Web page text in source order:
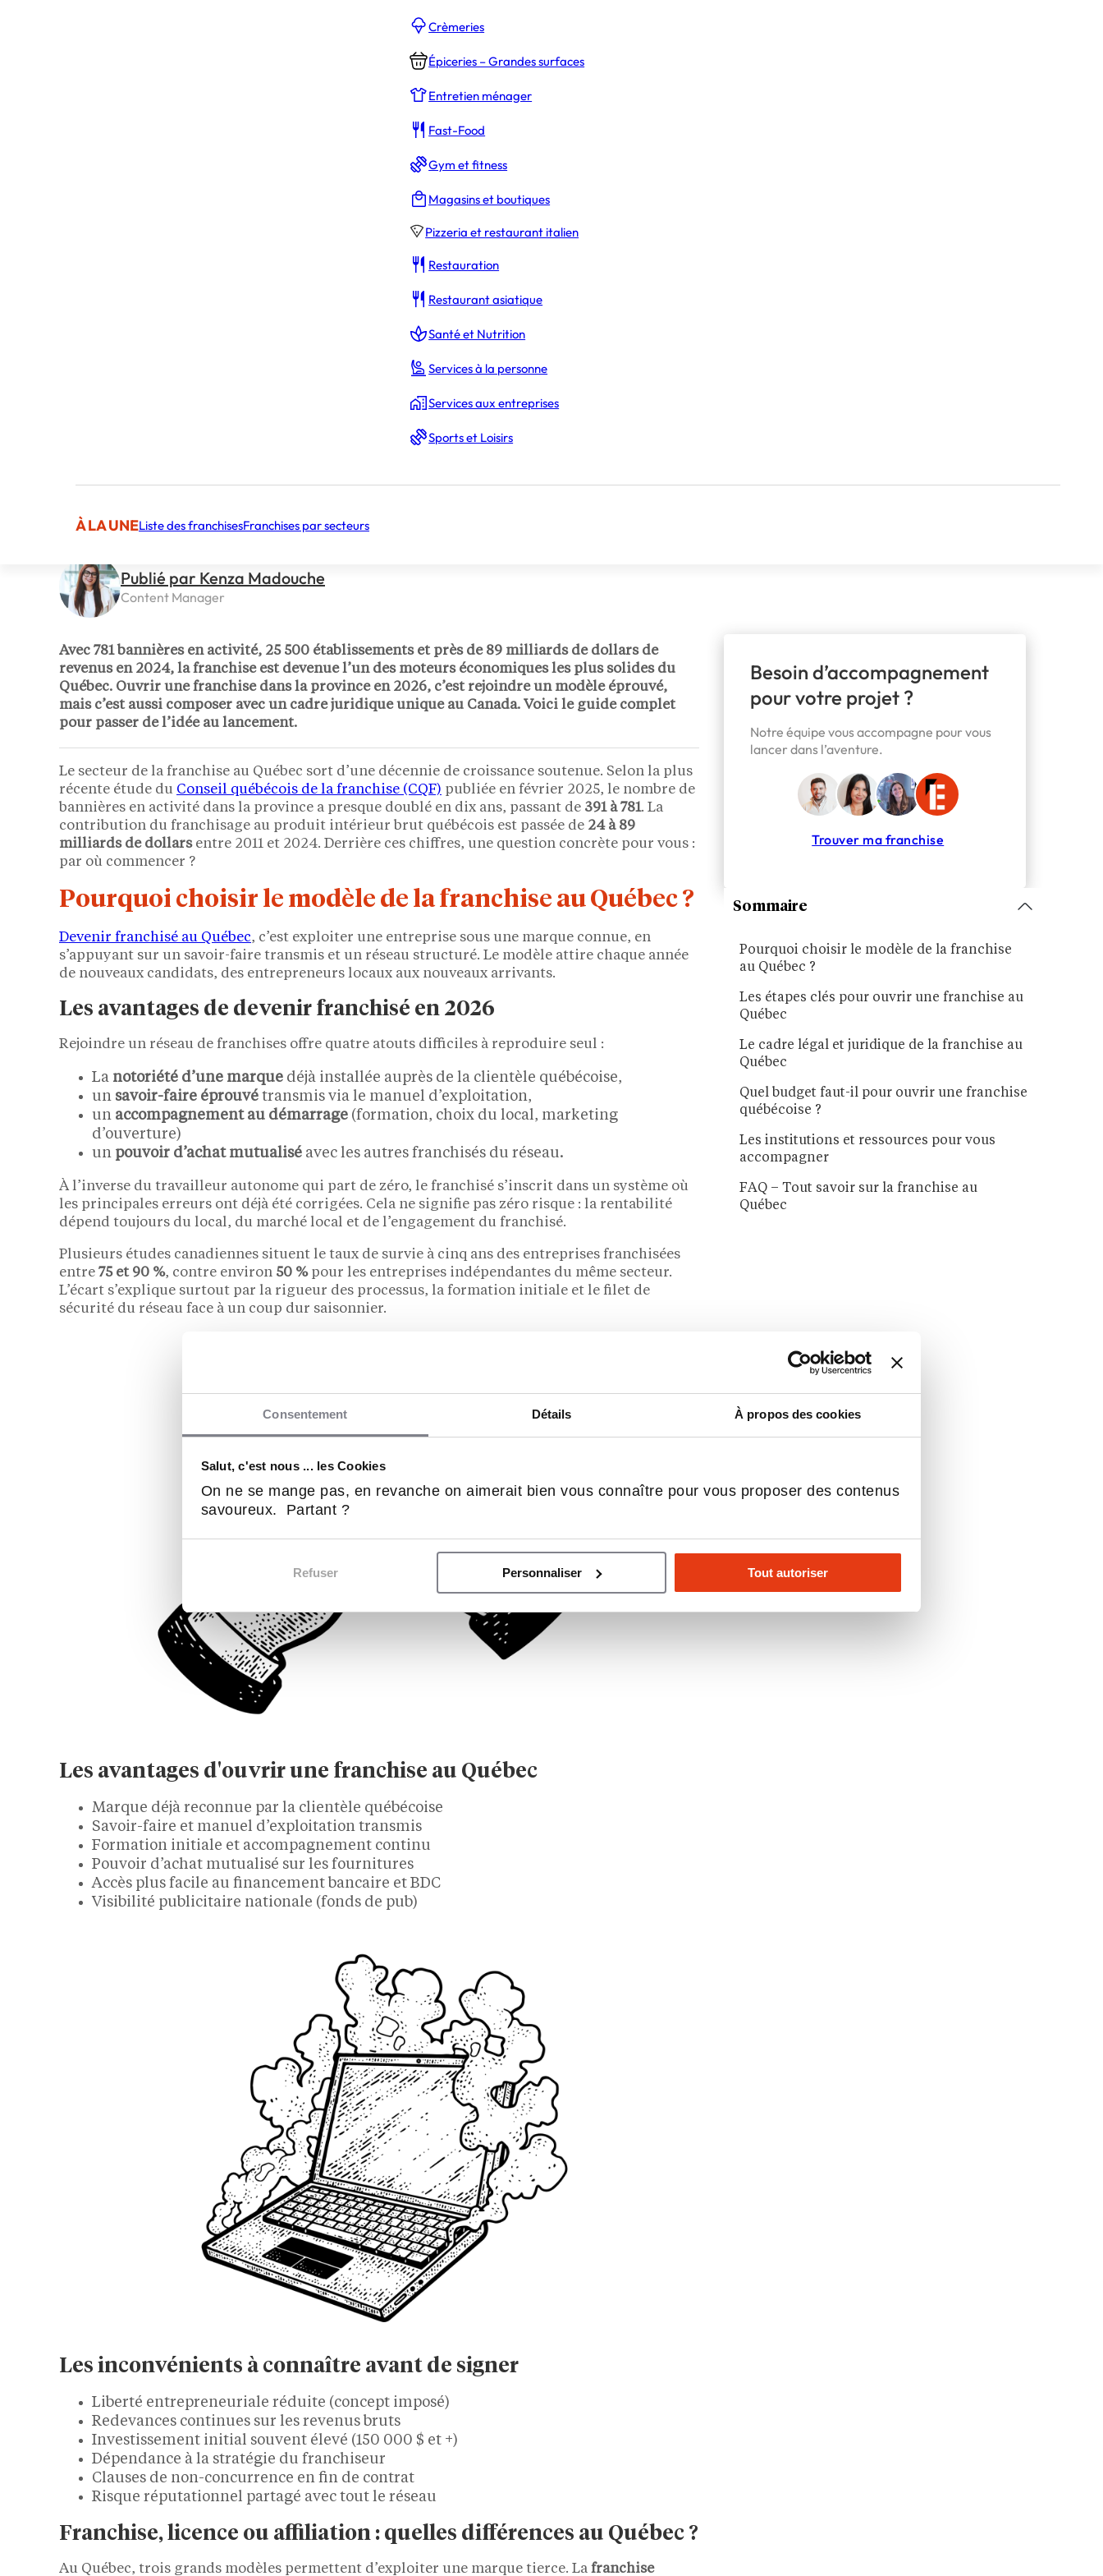
Consentement Détails À propos des cookies
Salut, c'est nous ... les Cookies
On ne se mange pas, en revanche on aimerait bien vous connaître pour vous proposer des contenus
savoureux. Partant ?
Refuser Personnaliser Tout autoriser
Crèmeries
Épiceries – Grandes surfaces
Entretien ménager
Fast-Food
Gym et fitness
Magasins et boutiques
Pizzeria et restaurant italien
Restauration
Restaurant asiatique
Santé et Nutrition
Services à la personne
Services aux entreprises
Sports et Loisirs
À LA UNEListe des franchisesFranchises par secteurs
Publié par Kenza Madouche
Content Manager
Avec 781 bannières en activité, 25 500 établissements et près de 89 milliards de dollars de
revenus en 2024, la franchise est devenue l’un des moteurs économiques les plus solides du
Québec. Ouvrir une franchise dans la province en 2026, c’est rejoindre un modèle éprouvé,
mais c’est aussi composer avec un cadre juridique unique au Canada. Voici le guide complet
pour passer de l’idée au lancement.
Le secteur de la franchise au Québec sort d’une décennie de croissance soutenue. Selon la plus
récente étude du Conseil québécois de la franchise (CQF) publiée en février 2025, le nombre de
bannières en activité dans la province a presque doublé en dix ans, passant de 391 à 781. La
contribution du franchisage au produit intérieur brut québécois est passée de 24 à 89
milliards de dollarsentre 2011 et 2024. Derrière ces chiffres, une question concrète pour vous :
par où commencer ?
Pourquoi choisir le modèle de la franchise au Québec ?
Devenir franchisé au Québec, c’est exploiter une entreprise sous une marque connue, en
s’appuyant sur un savoir-faire transmis et un réseau structuré. Le modèle attire chaque année
de nouveaux candidats, des entrepreneurs locaux aux nouveaux arrivants.
Les avantages de devenir franchisé en 2026
Rejoindre un réseau de franchises offre quatre atouts difficiles à reproduire seul :
La notoriété d’une marque déjà installée auprès de la clientèle québécoise,
un savoir-faire éprouvé transmis via le manuel d’exploitation,
un accompagnement au démarrage (formation, choix du local, marketing
d’ouverture)
un pouvoir d’achat mutualisé avec les autres franchisés du réseau.
À l’inverse du travailleur autonome qui part de zéro, le franchisé s’inscrit dans un système où
les principales erreurs ont déjà été corrigées. Cela ne signifie pas zéro risque : la rentabilité
dépend toujours du local, du marché local et de l’engagement du franchisé.
Plusieurs études canadiennes situent le taux de survie à cinq ans des entreprises franchisées
entre 75 et 90 %, contre environ 50 %pour les entreprises indépendantes du même secteur.
L’écart s’explique surtout par la rigueur des processus, la formation initiale et le filet de
sécurité du réseau face à un coup dur saisonnier.
Les avantages d'ouvrir une franchise au Québec
Marque déjà reconnue par la clientèle québécoise
Savoir-faire et manuel d’exploitation transmis
Formation initiale et accompagnement continu
Pouvoir d’achat mutualisé sur les fournitures
Accès plus facile au financement bancaire et BDC
Visibilité publicitaire nationale (fonds de pub)
Les inconvénients à connaître avant de signer
Liberté entrepreneuriale réduite (concept imposé)
Redevances continues sur les revenus bruts
Investissement initial souvent élevé (150 000 $ et +)
Dépendance à la stratégie du franchiseur
Clauses de non-concurrence en fin de contrat
Risque réputationnel partagé avec tout le réseau
Franchise, licence ou affiliation : quelles différences au Québec ?
Au Québec, trois grands modèles permettent d’exploiter une marque tierce. La franchise
Besoin d’accompagnement
pour votre projet ?
Notre équipe vous accompagne pour vous
lancer dans l’aventure.
Trouver ma franchise
Sommaire
Pourquoi choisir le modèle de la franchise
au Québec ?
Les étapes clés pour ouvrir une franchise au
Québec
Le cadre légal et juridique de la franchise au
Québec
Quel budget faut-il pour ouvrir une franchise
québécoise ?
Les institutions et ressources pour vous
accompagner
FAQ – Tout savoir sur la franchise au
Québec